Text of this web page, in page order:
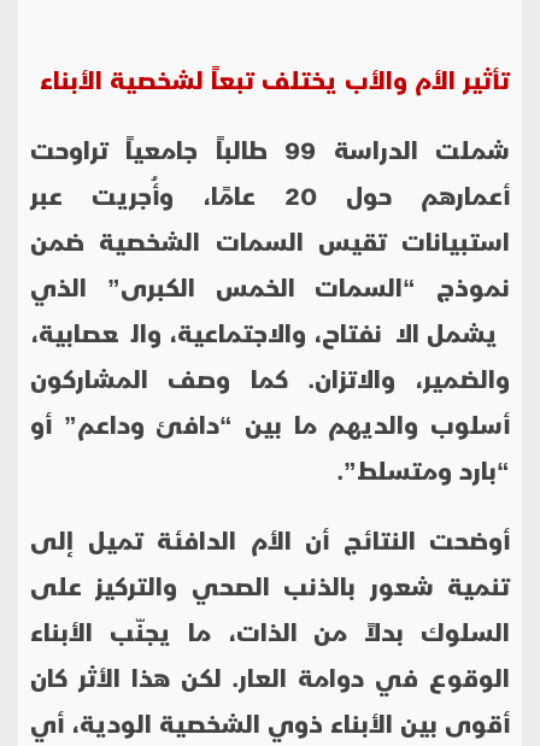
تأثير الأم والأب يختلف تبعاً لشخصية الأبناء
شملت الدراسة 99 طالباً جامعياً تراوحت
أعمارهم حول 20 عامًا، وأُجريت عبر
استبيانات تقيس السمات الشخصية ضمن
نموذج “السمات الخمس الكبرى” الذي
يشمل الانفتاح، والاجتماعية، والعصابية،
والضمير، والاتزان. كما وصف المشاركون
أسلوب والديهم ما بين “دافئ وداعم” أو
“بارد ومتسلط”.
أوضحت النتائج أن الأم الدافئة تميل إلى
تنمية شعور بالذنب الصحي والتركيز على
السلوك بدلاً من الذات، ما يجنّب الأبناء
الوقوع في دوامة العار. لكن هذا الأثر كان
أقوى بين الأبناء ذوي الشخصية الودية، أي